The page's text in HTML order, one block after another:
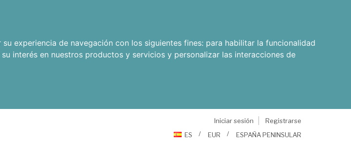
experiencia de navegación con los siguientes fines: para habilitar la funcionalidad
su interés en nuestros productos y servicios y personalizar las interacciones de
Iniciar sesión
Registrarse
ES
EUR ESPAÑA PENINSULAR